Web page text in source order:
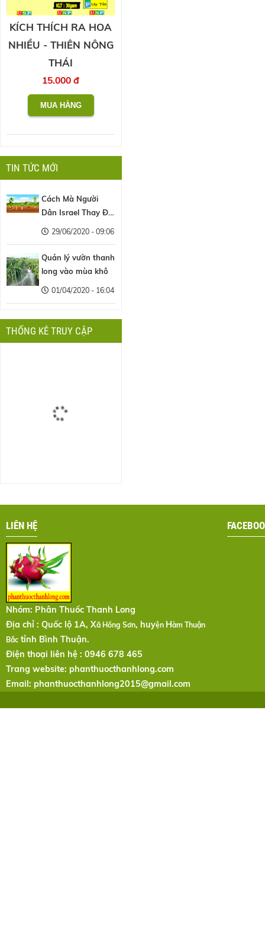
KÍCH THÍCH RA HOA
NHIỀU - THIÊN NÔNG
THÁI
15.000 đ
TIN TỨC MỚI
Cách Mà Người
Dân Israel Thay Đổi
Nền Nông Nghiệp
29/06/2020 - 09:06
Quản lý vườn thanh
long vào mùa khô
01/04/2020 - 16:04
THỐNG KÊ TRUY CẬP
LIÊN HỆ
Nhóm: Phân Thuốc Thanh Long
Địa chỉ : Quốc lộ 1A, Xã Hồng Sơn, huyện Hàm Thuận
Bắc tỉnh Bình Thuận.
Điện thoại liên hệ : 0946 678 465
Trang website: phanthuocthanhlong.com
Email: phanthuocthanhlong2015@gmail.com